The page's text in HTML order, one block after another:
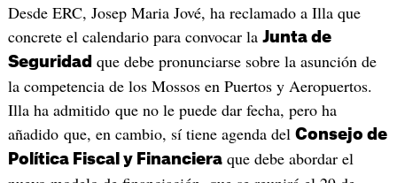
Desde ERC, Josep Maria Jové, ha reclamado a Illa que
concrete el calendario para convocar la Junta de
Seguridad que debe pronunciarse sobre la asunción de
la competencia de los Mossos en Puertos y Aeropuertos.
Illa ha admitido que no le puede dar fecha, pero ha
añadido que, en cambio, sí tiene agenda del Consejo de
Política Fiscal y Financieraque debe abordar el